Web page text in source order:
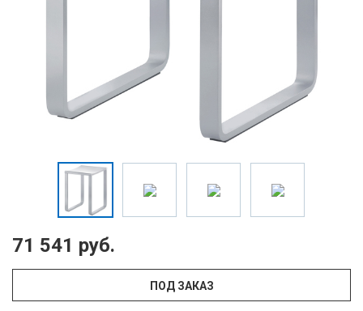
71 541 руб.
ПОД ЗАКАЗ